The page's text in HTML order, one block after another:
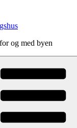
og med byen